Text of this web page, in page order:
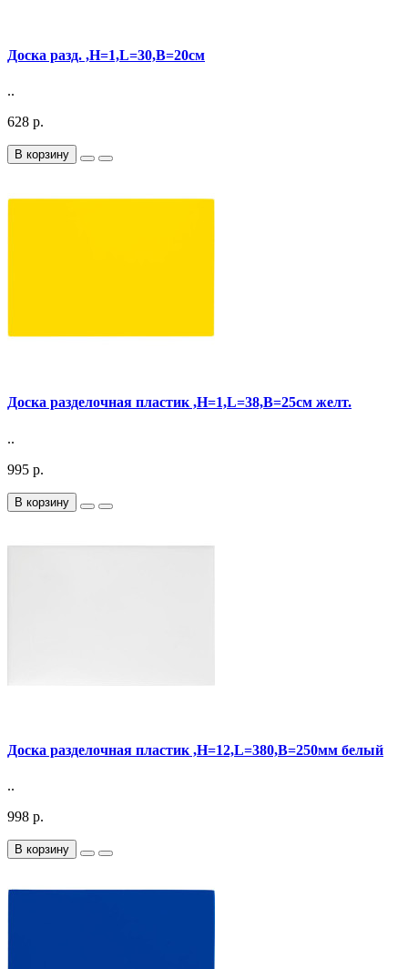
Доска разд. ,H=1,L=30,B=20см
..
628 р.
В корзину
Доска разделочная пластик ,H=1,L=38,B=25см желт.
..
995 р.
В корзину
Доска разделочная пластик ,H=12,L=380,B=250мм белый
..
998 р.
В корзину